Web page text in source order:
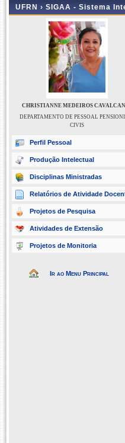
UFRN › SIGAA - Sistema
CHRISTIANNE MEDEIROS
DEPARTAMENTO DE PESSOAL
CIVIS
Perfil Pessoal
Produção Intelectual
Disciplinas Ministradas
Relatórios de Atividade
Projetos de Pesquisa
Atividades de Extensão
Projetos de Monitoria
Ir ao Menu Principal